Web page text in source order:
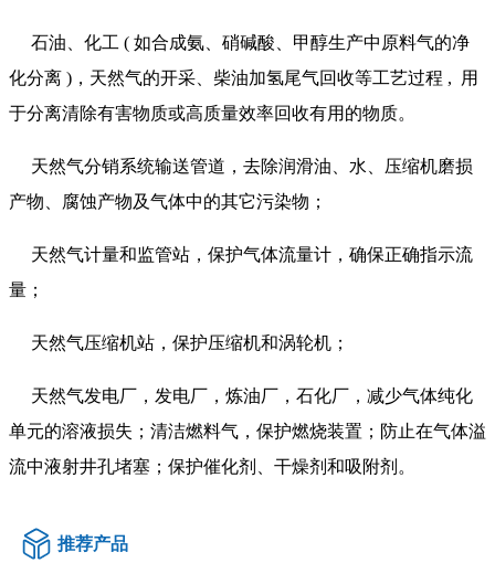
石油、化工 ( 如合成氨、硝碱酸、甲醇生产中原料气的净
化分离 )，天然气的开采、柴油加氢尾气回收等工艺过程 , 用
于分离清除有害物质或高质量效率回收有用的物质。
天然气分销系统输送管道，去除润滑油、水、压缩机磨损
产物、腐蚀产物及气体中的其它污染物；
天然气计量和监管站，保护气体流量计，确保正确指示流
量；
天然气压缩机站，保护压缩机和涡轮机；
天然气发电厂，发电厂，炼油厂，石化厂，减少气体纯化
单元的溶液损失；清洁燃料气，保护燃烧装置；防止在气体溢
流中液射井孔堵塞；保护催化剂、干燥剂和吸附剂。
推荐产品